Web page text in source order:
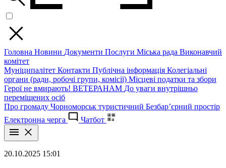
Головна Новини Документи Послуги Міська рада Виконавчий
комітет
Муніципалітет Контакти Публічна інформація Колегіальні
органи (ради, робочі групи, комісії) Місцеві податки та збори
Герої не вмирають! ВЕТЕРАНАМ До уваги внутрішньо
переміщених осіб
Про громаду Чорноморськ туристичний Безбар’єрний простір
Електронна черга
Чатбот
20.10.2025 15:01